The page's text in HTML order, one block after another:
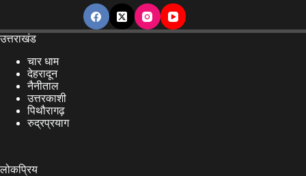
उत्तराखंड
चार धाम
देहरादून
नैनीताल
उत्तरकाशी
पिथौरागढ़
रुद्रप्रयाग
लोकप्रिय